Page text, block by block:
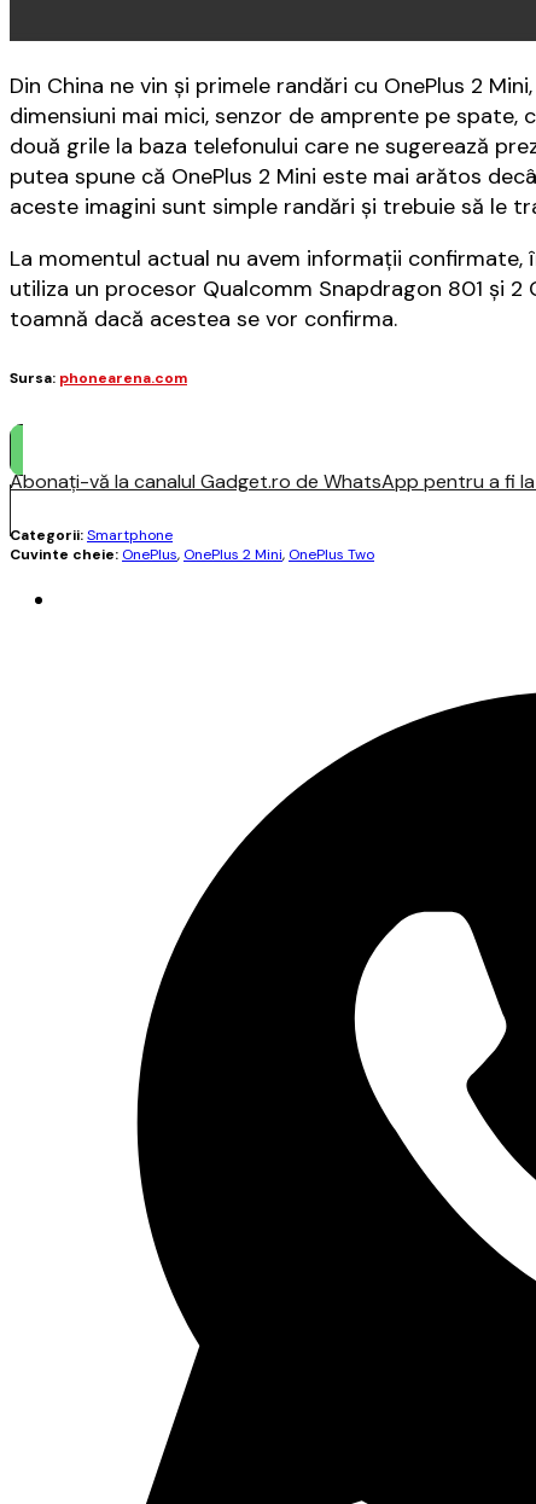
Din China ne vin şi primele randări cu OnePlus 2
dimensiuni mai mici, senzor de amprente pe spate,
două grile la baza telefonului care ne sugerează
putea spune că OnePlus 2 Mini este mai arătos
aceste imagini sunt simple randări şi trebuie să le
La momentul actual nu avem informaţii confirmate,
utiliza un procesor Qualcomm Snapdragon 801 şi 2
toamnă dacă acestea se vor confirma.
Sursa: phonearena.com
Abonați-vă la canalul Gadget.ro de WhatsApp pentru a fi
Categorii:Smartphone
Cuvinte cheie: OnePlus, OnePlus 2 Mini, OnePlus Two